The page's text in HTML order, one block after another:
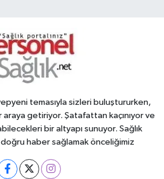
temasıyla sizleri buluştururken,
getiriyor. Şatafattan kaçınıyor ve
bir altyapı sunuyor. Sağlık
doğru haber sağlamak önceliğimiz